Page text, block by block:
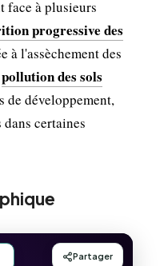
face à plusieurs
progressive des
à l'assèchement des
pollution des sols
de développement,
certaines